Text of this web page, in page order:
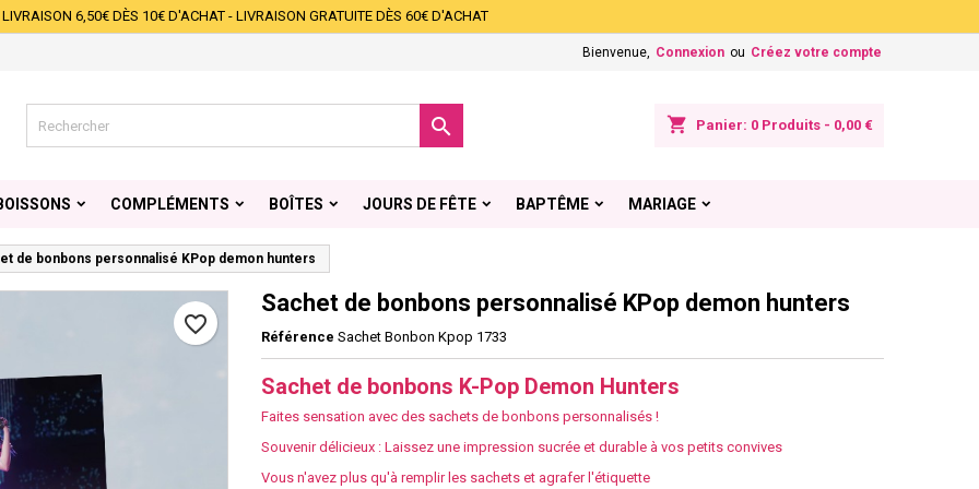
LIVRAISON 6,50€ DÈS 10€ D'ACHAT - LIVRAISON GRATUITE DÈS 60€ D'ACHAT
Bienvenue, Connexion ou Créez votre compte
shopping_cart Panier: 0 Produits - 0,00 €

COMPLÉMENTS BOÎTES JOURS DE FÊTE BAPTÊME MARIAGE
de bonbons personnalisé KPop demon hunters
favorite_border
Sachet de bonbons personnalisé KPop demon hunters
Référence Sachet Bonbon Kpop 1733
Sachet de bonbons K-Pop Demon Hunters
Faites sensation avec des sachets de bonbons personnalisés !
Souvenir délicieux : Laissez une impression sucrée et durable à vos petits convives
Vous n'avez plus qu'à remplir les sachets et agrafer l'étiquette
Créer une nouvelle liste
de la liste d'envies
devez être connecté pour ajouter des produits à votre liste d'envies.